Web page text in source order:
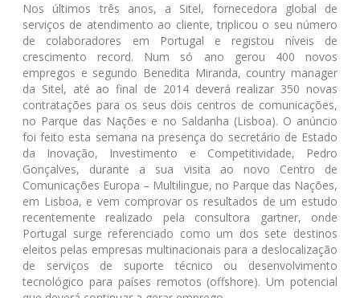
Nos últimos três anos, a Sitel, fornecedora global de
serviços de atendimento ao cliente, triplicou o seu número
de colaboradores em Portugal e registou níveis de
crescimento record. Num só ano gerou 400 novos
empregos e segundo Benedita Miranda, country manager
da Sitel, até ao final de 2014 deverá realizar 350 novas
contratações para os seus dois centros de comunicações,
no Parque das Nações e no Saldanha (Lisboa). O anúncio
foi feito esta semana na presença do secretário de Estado
da Inovação, Investimento e Competitividade, Pedro
Gonçalves, durante a sua visita ao novo Centro de
Comunicações Europa – Multilingue, no Parque das Nações,
em Lisboa, e vem comprovar os resultados de um estudo
recentemente realizado pela consultora gartner, onde
Portugal surge referenciado como um dos sete destinos
eleitos pelas empresas multinacionais para a deslocalização
de serviços de suporte técnico ou desenvolvimento
tecnológico para países remotos (offshore). Um potencial